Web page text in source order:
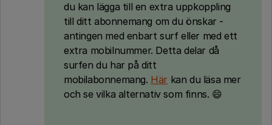
du kan lägga till en extra uppkoppling
till ditt abonnemang om du önskar -
antingen med enbart surf eller med ett
extra mobilnummer. Detta delar då
surfen du har på ditt
mobilabonnemang. Här kan du läsa mer
och se vilka alternativ som finns. 😄